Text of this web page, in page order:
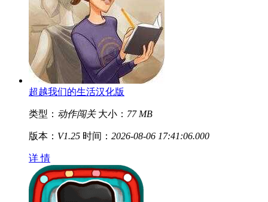
超越我们的生活汉化版
类型： 动作闯关 大小： 77 MB
版本： V1.25 时间： 2026-08-06 17:41:06.000
详 情